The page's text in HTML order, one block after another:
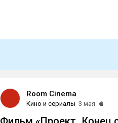
Room Cinema
Кино и сериалы 3 мая